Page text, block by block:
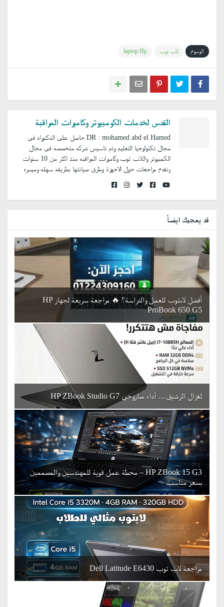
الوسوم لاب توب laptop Hp
القدس لخدمات الكومبيوتر وكاميرات المراقبة
DR : mohamed abd el Hamed حاصل على الدكتوراه فى
مجال تكنولوجيا التعليم وتم تاسيس شركه متخصصه فى مجال
الكمبيوتر واللاب توب وكاميرات المراقبه منذ اكثر من 10 سنوات
ونقدم مراجعات حول الاجهزة وطرق صيانتها بطريقه سهله وميسره
قد يعجبك ايضاُ
أفضل لابتوب للعمل والدراسة؟ 🔥 مراجعة سريعة لجهاز HP
ProBook 650 G5
لغزال الرشيق… أداء صاروخي HP ZBook Studio G7
HP ZBook 15 G3 – محطة عمل قوية للمهندسين والمصممين
بسعر مناسب
مراجعة لاب توب Dell Latitude E6430